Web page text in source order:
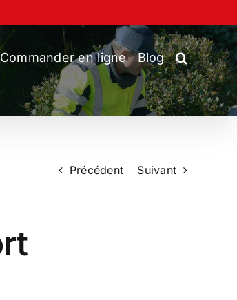
Commander en ligne Blog
Précédent Suivant